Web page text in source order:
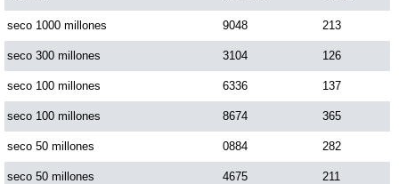
Culona noche
Dorado Mañana
Dorado Tarde
seco 1000 millones 9048 213
seco 300 millones 3104 126
seco 100 millones 6336 137
seco 100 millones 8674 365
seco 50 millones 0884 282
seco 50 millones 4675 211